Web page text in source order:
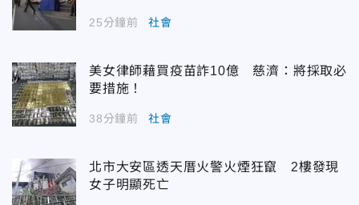
25分鐘前 社會
美女律師藉買疫苗詐10億 慈濟：將採取必
要措施！
38分鐘前 社會
北市大安區透天厝火警火煙狂竄 2樓發現
女子明顯死亡